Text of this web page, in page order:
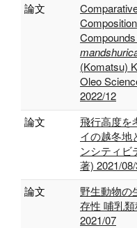
論文
(Komatsu)
Oleo
2022/12
論文
飛行高度を
イの越冬地
ンシティビ
著) 2021/08/
論文
野生動物の
存性 哺乳
2021/07